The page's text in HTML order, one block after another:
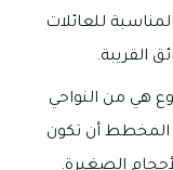
للعائلات
القريبة.
هي من النواحي
المخطط أن تكون
الصغيرة.